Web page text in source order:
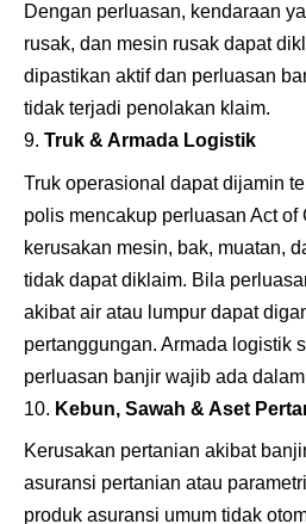
Dengan perluasan, kendaraan
rusak, dan mesin rusak dapat
dipastikan aktif dan perluasan
tidak terjadi penolakan klaim.
Truk & Armada Logistik
Truk operasional dapat dijamin
polis mencakup perluasan Act of
kerusakan mesin, bak, muatan,
tidak dapat diklaim. Bila
akibat air atau lumpur dapat
pertanggungan. Armada logistik
perluasan banjir wajib ada
Kebun, Sawah & Aset
Kerusakan pertanian akibat
asuransi pertanian atau
produk asuransi umum tidak